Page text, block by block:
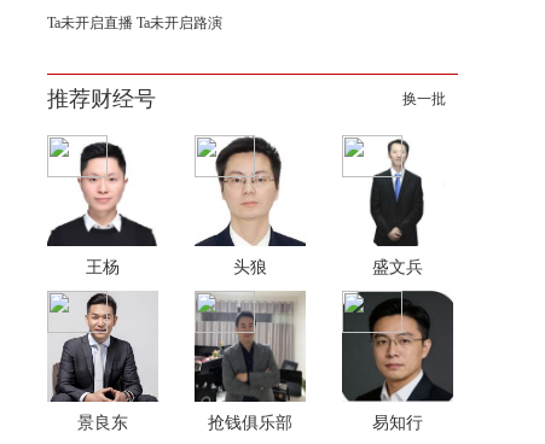
Ta未开启直播 Ta未开启路演
推荐财经号 换一批
王杨 头狼 盛文兵
景良东 抢钱俱乐部 易知行